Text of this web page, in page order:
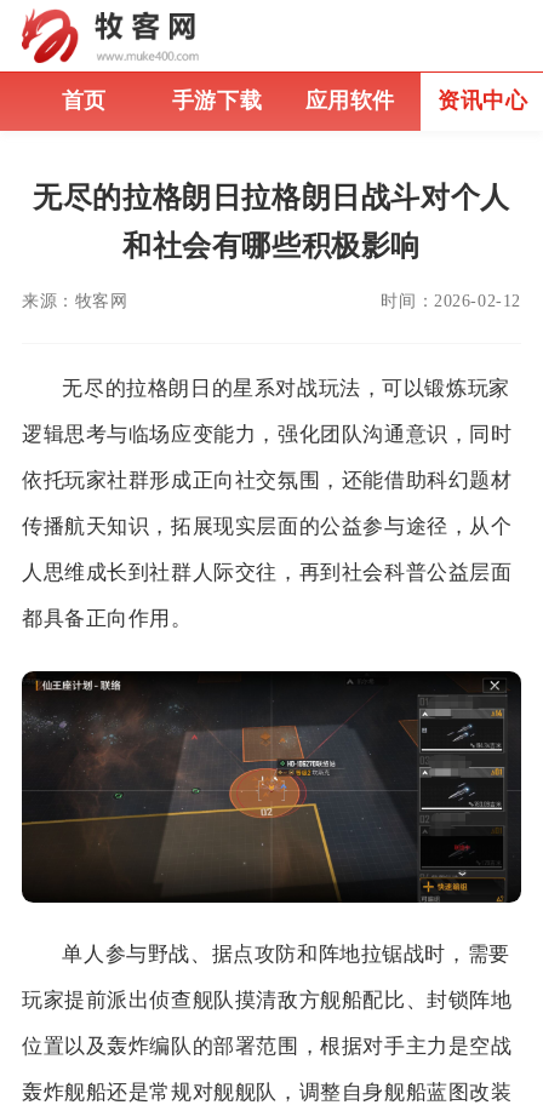
首页 手游下载 应用软件 资讯中心
无尽的拉格朗日拉格朗日战斗对个人
和社会有哪些积极影响
来源： 牧客网 时间： 2026-02-12
无尽的拉格朗日的星系对战玩法，可以锻炼玩家
逻辑思考与临场应变能力，强化团队沟通意识，同时
依托玩家社群形成正向社交氛围，还能借助科幻题材
传播航天知识，拓展现实层面的公益参与途径，从个
人思维成长到社群人际交往，再到社会科普公益层面
都具备正向作用。
单人参与野战、据点攻防和阵地拉锯战时，需要
玩家提前派出侦查舰队摸清敌方舰船配比、封锁阵地
位置以及轰炸编队的部署范围，根据对手主力是空战
轰炸舰船还是常规对舰舰队，调整自身舰船蓝图改装